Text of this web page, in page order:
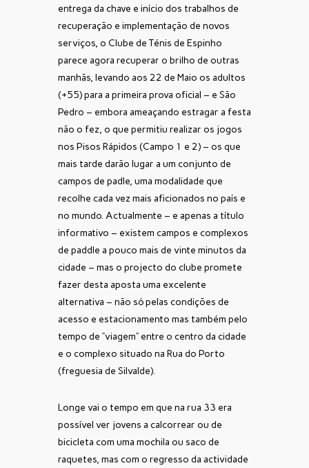
entrega da chave e início dos trabalhos de
recuperação e implementação de novos
serviços, o Clube de Ténis de Espinho
parece agora recuperar o brilho de outras
manhãs, levando aos 22 de Maio os adultos
(+55) para a primeira prova oficial – e São
Pedro – embora ameaçando estragar a festa
não o fez, o que permitiu realizar os jogos
nos Pisos Rápidos (Campo 1 e 2) – os que
mais tarde darão lugar a um conjunto de
campos de padle, uma modalidade que
recolhe cada vez mais aficionados no país e
no mundo. Actualmente – e apenas a título
informativo – existem campos e complexos
de paddle a pouco mais de vinte minutos da
cidade – mas o projecto do clube promete
fazer desta aposta uma excelente
alternativa – não só pelas condições de
acesso e estacionamento mas também pelo
tempo de “viagem” entre o centro da cidade
e o complexo situado na Rua do Porto
(freguesia de Silvalde).
Longe vai o tempo em que na rua 33 era
possível ver jovens a calcorrear ou de
bicicleta com uma mochila ou saco de
raquetes, mas com o regresso da actividade